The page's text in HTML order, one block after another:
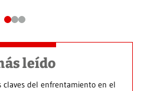
leído
claves del enfrentamiento en el